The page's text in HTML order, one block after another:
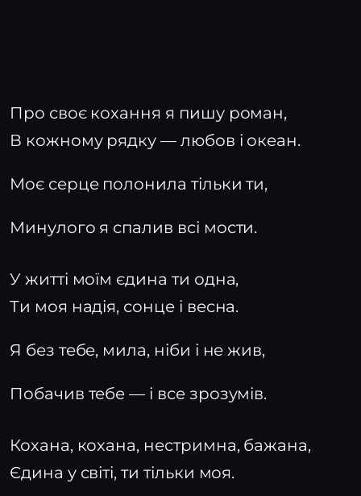
Про своє кохання я пишу роман,
В кожному рядку — любов і океан.
Моє серце полонила тільки ти,
Минулого я спалив всі мости.
У житті моїм єдина ти одна,
Ти моя надія, сонце і весна.
Я без тебе, мила, ніби і не жив,
Побачив тебе — і все зрозумів.
Кохана, кохана, нестримна, бажана,
Єдина у світі, ти тільки моя.